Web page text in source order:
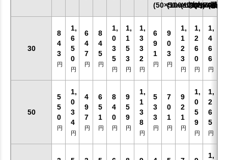
(50×50mm以内)
(100×100mm以内)
(170×170mm
(最大)
30
8
4
3
円
1,
6
5
0
円
6
4
7
円
8
4
5
円
1,
0
3
5
円
1,
1
5
3
円
1,
3
3
2
円
6
9
1
円
9
0
3
円
1,
1
2
3
円
1,
2
6
0
円
1,
4
6
6
円
50
5
5
0
円
1,
0
3
4
円
4
9
7
円
6
5
1
円
8
4
0
円
9
5
9
円
1,
1
3
8
円
5
3
3
円
7
0
1
円
9
2
1
円
1,
0
5
9
円
1,
2
6
5
円
1,